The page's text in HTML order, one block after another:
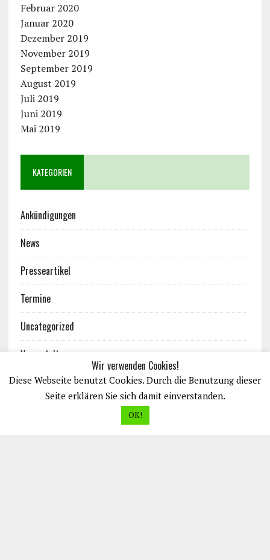
Februar 2020
Januar 2020
Dezember 2019
November 2019
September 2019
August 2019
Juli 2019
Juni 2019
Mai 2019
KATEGORIEN
Ankündigungen
News
Presseartikel
Termine
Uncategorized
Veranstaltungen
Wir verwenden Cookies!
Diese Webseite benutzt Cookies. Durch die Benutzung dieser
Seite erklären Sie sich damit einverstanden.
OK!